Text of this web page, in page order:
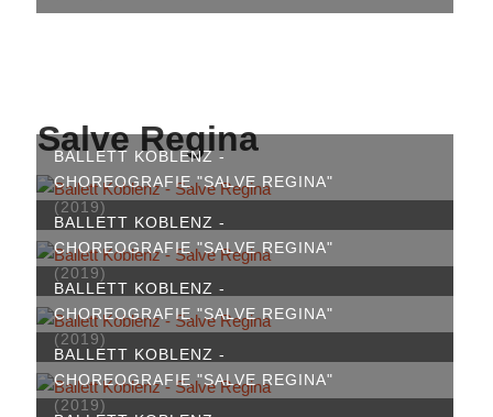
Salve Regina
BALLETT KOBLENZ -
CHOREOGRAFIE "SALVE REGINA"
(2019)
BALLETT KOBLENZ -
CHOREOGRAFIE "SALVE REGINA"
(2019)
BALLETT KOBLENZ -
CHOREOGRAFIE "SALVE REGINA"
(2019)
BALLETT KOBLENZ -
CHOREOGRAFIE "SALVE REGINA"
(2019)